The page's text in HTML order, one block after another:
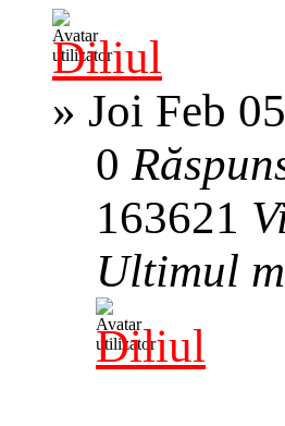
Diliul
» Joi Feb
0
163621
Ultimul
Diliul